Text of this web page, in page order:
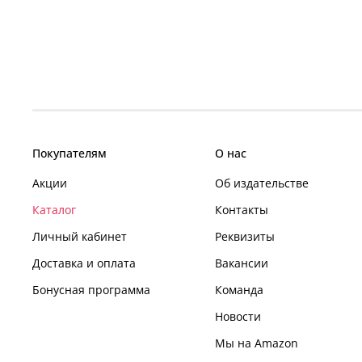
Покупателям
Акции
Каталог
Личный кабинет
Доставка и оплата
Бонусная программа
О нас
Об издательстве
Контакты
Реквизиты
Вакансии
Команда
Новости
Мы на Amazon